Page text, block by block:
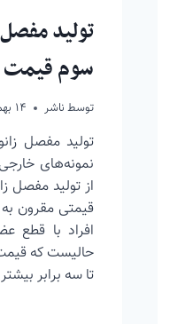
تولید
سوم قیمت
توسط ناشر ۱۴ بهمن ۱۴۰۳
تولید مفصل
نمونه‌های
قیمتی مقرون
افراد با قطع
حالیست که
تا سه برابر